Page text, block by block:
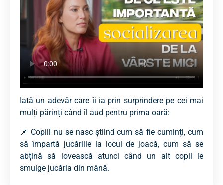
Iată un adevăr care îi ia prin surprindere pe cei mai
mulți părinți când îl aud pentru prima oară:
📌 Copiii nu se nasc știind cum să fie cuminți, cum
să împartă jucăriile la locul de joacă, cum să se
abțină să lovească atunci când un alt copil le
smulge jucăria din mână.